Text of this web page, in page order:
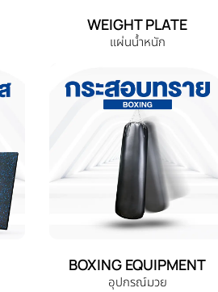
WEIGHT PLATE
แผ่นน้ำหนัก
BOXING EQUIPMENT
อุปกรณ์มวย